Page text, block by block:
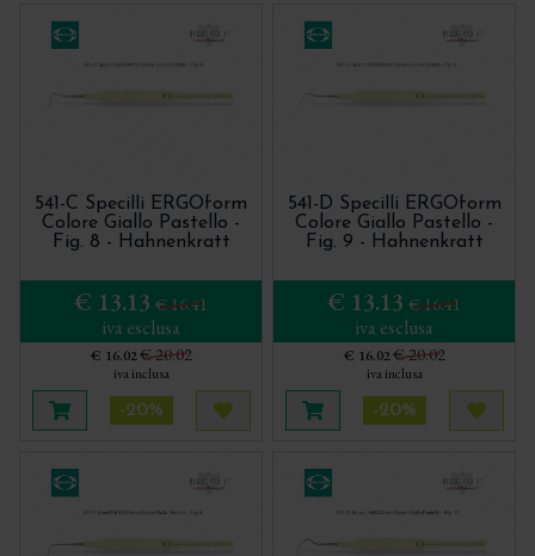
541-C Specilli ERGOform
Colore Giallo Pastello -
Fig. 8 - Hahnenkratt
€ 13.13 € 16.41
iva esclusa
€ 16.02€ 20.02
iva inclusa
Aggiungi al carrello
-20%
Acquista più tardi
541-D Specilli ERGOform
Colore Giallo Pastello -
Fig. 9 - Hahnenkratt
€ 13.13 € 16.41
iva esclusa
€ 16.02€ 20.02
iva inclusa
Aggiungi al carrello
-20%
Specilli
Strumentario per l'endodonzia chirurgica